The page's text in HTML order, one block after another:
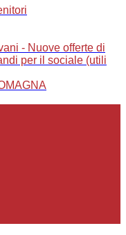
- Nuove offerte di
per il sociale (utili